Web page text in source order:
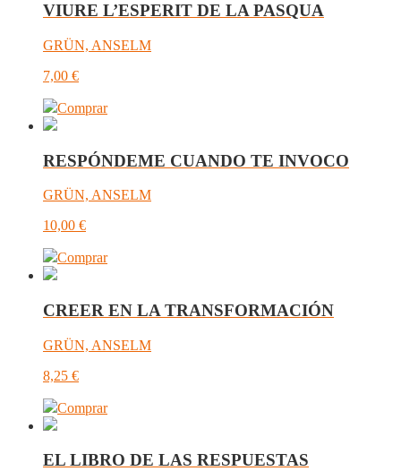
VIURE L’ESPERIT DE LA PASQUA
GRÜN, ANSELM
7,00 €
Comprar
RESPÓNDEME CUANDO TE INVOCO
GRÜN, ANSELM
10,00 €
Comprar
CREER EN LA TRANSFORMACIÓN
GRÜN, ANSELM
8,25 €
Comprar
EL LIBRO DE LAS RESPUESTAS